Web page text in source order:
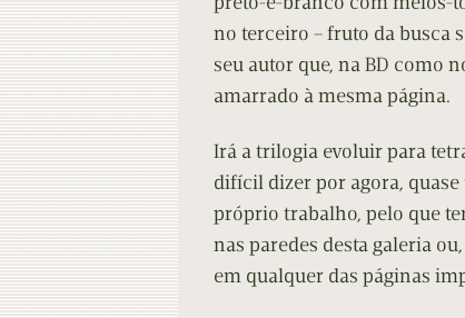
no terceiro – fruto da busca
seu autor que, na BD como
amarrado à mesma página.
Irá a trilogia evoluir para
difícil dizer por agora,
próprio trabalho, pelo que
nas paredes desta galeria
em qualquer das páginas